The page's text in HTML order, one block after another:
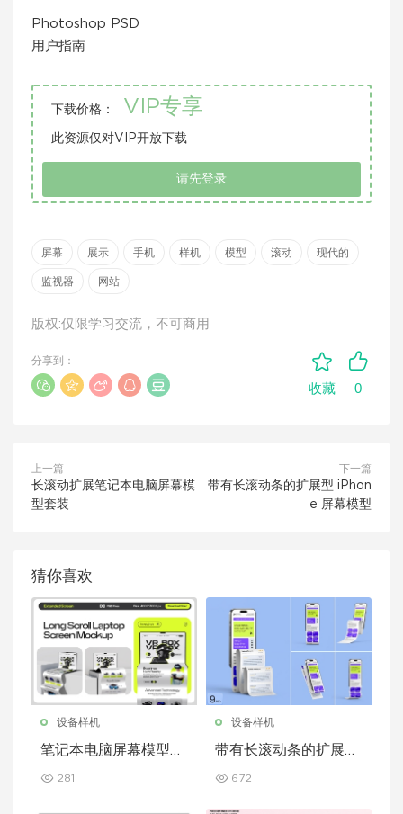
Photoshop PSD
用户指南
下载价格： VIP专享
此资源仅对VIP开放下载
请先登录
屏幕 展示 手机 样机 模型 滚动 现代的
监视器 网站
版权:仅限学习交流，不可商用
收藏 0
分享到：
上一篇
长滚动扩展笔记本电脑屏幕模
型套装
下一篇
带有长滚动条的扩展型 iPhon
e 屏幕模型
猜你喜欢
设备样机
笔记本电脑屏幕模型套
281
设备样机
带有长滚动条的扩展型
672